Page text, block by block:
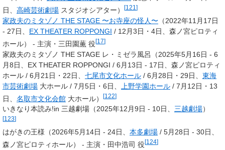
日、 高崎芸術劇場 スタジオシアター） [121 ]
家政夫のミタゾノ THE STAGE 〜お寺座の怪人〜 （2022年11月17日
- 27日、 EX THEATER ROPPONGI / 12月3日・4日、森ノ宮ピロティ
ホール） - 主演・三田園薫 役[17]
家政夫のミタゾノ THE STAGE レ・ミゼラ風呂（2025年5月16日 - 6
月8日、EX THEATER ROPPONGI / 6月13日 - 17日、森ノ宮ピロティ
ホール / 6月21日・22日、 七尾市文化ホール / 6月28日・29日、 東海
市芸術劇場 大ホール / 7月5日・6日、 上野学園ホール / 7月12日・13
日、 名取市文化会館 大ホール） [122]
いきなり本読み!in 三越劇場（2025年12月9日 - 10日、 三越劇場）
[123]
はがきの王様（2026年5月14日 - 24日、 本多劇場 / 5月28日 - 30日、
森ノ宮ピロティホール） - 主演・田中浩司 役[124]